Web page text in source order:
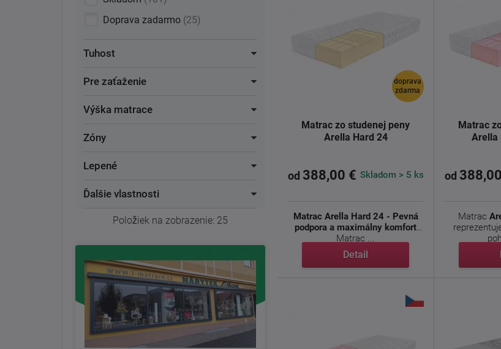
Doprava zadarmo 25
Tuhost
Pre zaťaženie
Výška matrace
Zóny
Lepené
Ďalšie vlastnosti
Položiek na zobrazenie: 25
doprava
zdarma
Matrac zo studenej peny
Arella Hard 24
od 388,00 € Skladom > 5 ks
Matrac Arella Hard 24 - Pevná
podpora a maximálny komfort
Matrac ...
Detail
Matrac
Arella
od
Matrac